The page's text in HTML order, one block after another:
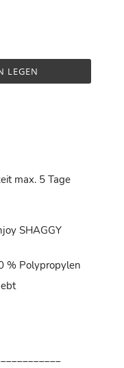
LEGEN
max. 5 Tage
SHAGGY
% Polypropylen